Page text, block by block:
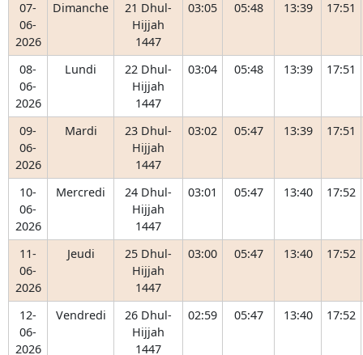
07-
06-
2026
Dimanche
21 Dhul-
Hijjah
1447
03:05 05:48 13:39 17:51
08-
06-
2026
Lundi
22 Dhul-
Hijjah
1447
03:04 05:48 13:39 17:51
09-
06-
2026
Mardi
23 Dhul-
Hijjah
1447
03:02 05:47 13:39 17:51
10-
06-
2026
Mercredi
24 Dhul-
Hijjah
1447
03:01 05:47 13:40 17:52
11-
06-
2026
Jeudi
25 Dhul-
Hijjah
1447
03:00 05:47 13:40 17:52
12-
06-
2026
Vendredi
26 Dhul-
Hijjah
1447
02:59 05:47 13:40 17:52